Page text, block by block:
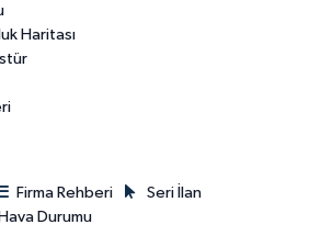
Haritası
Firma Rehberi
Seri İlan
Durumu